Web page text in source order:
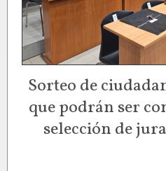
Sorteo de
que podrán ser
selección de